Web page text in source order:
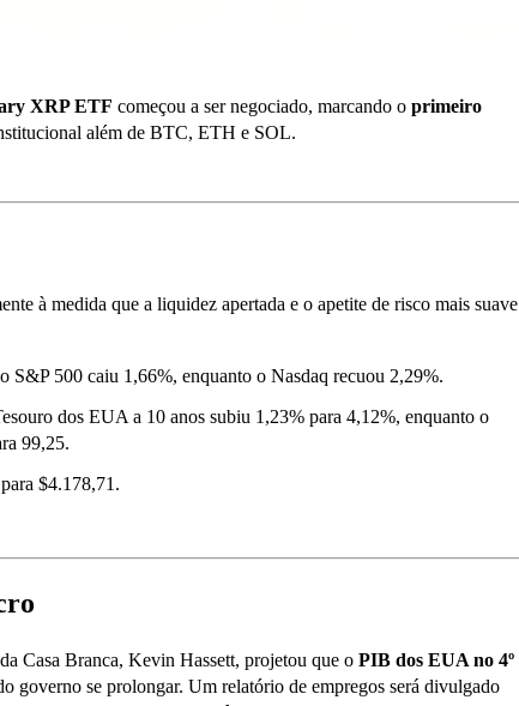
XRP ETF começou a ser negociado, marcando o primeiro
além de BTC, ETH e SOL.
à medida que a liquidez apertada e o apetite de risco mais suave
S&P 500 caiu 1,66%, enquanto o Nasdaq recuou 2,29%.
dos EUA a 10 anos subiu 1,23% para 4,12%, enquanto o
99,25.
$4.178,71.
Casa Branca, Kevin Hassett, projetou que o PIB dos EUA no 4º
governo se prolongar. Um relatório de empregos será divulgado